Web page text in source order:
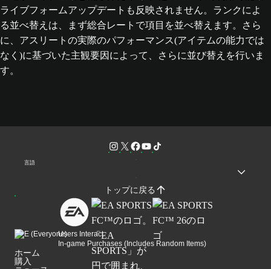
ライブフォームアップデートも反映されません。ランクによ
る並べ替えは、まず総合レートで項目を並べ替えます。さら
に、アスリートの実際のパフォーマンス(アイテムの能力では
なく)に基づいた主観要因によって、さらに並び替えを行いま
す。
言語
トップに戻る
Users Interact
In-game Purchases (Includes Random Items)
ホーム
購入